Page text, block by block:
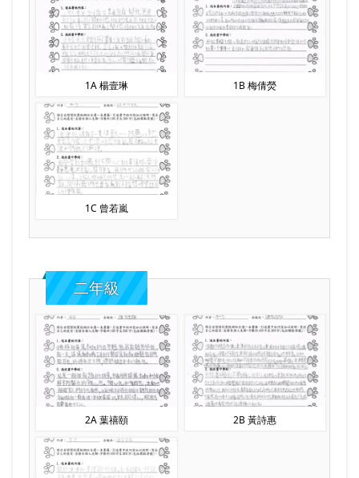
1A 楊壹琳 1B 梅倩熒
1C 曾若嵐
二年級
2A 葉禧頤 2B 黃詩惠